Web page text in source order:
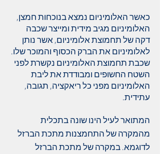
כאשר האלומיניום נמצא בנוכחות חמצן,
האלומיניום מגיב מידית ומייצר שכבה
דקה של תחמוצת אלומיניום, אשר נותן
לאלומיניום את הברק הכסוף והמוכר שלו.
שכבת תחמוצת האלומיניום נקשרת לפני
השטח החשופים ומבודדת את ליבת
האלומיניום מפני כל ריאקציה, תגובה,
עתידית.
המתואר לעיל הינו שונה בתכלית
מהמקרה של התחמצנות מתכת הברזל
לדוגמא. במקרה של מתכת הברזל